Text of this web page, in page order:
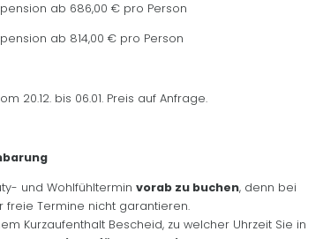
ab 686,00 € pro Person
ab 814,00 € pro Person
20.12. bis 06.01. Preis auf Anfrage.
und Wohlfühlterminvorab zu buchen, denn bei
freie Termine nicht garantieren.
Kurzaufenthalt Bescheid, zu welcher Uhrzeit Sie in